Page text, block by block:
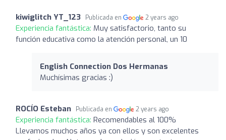
kiwiglitch YT_123 Publicada en 2 years ago
Experiencia fantástica: Muy satisfactorio, tanto su
función educativa como la atención personal, un 10
English Connection Dos Hermanas
Muchísimas gracias :)
ROCÍO Esteban Publicada en 2 years ago
Experiencia fantástica: Recomendables al 100%
Llevamos muchos años ya con ellos y son excelentes